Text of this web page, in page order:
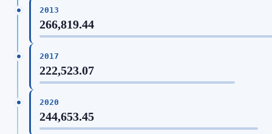
2013
266,819.44
2017
222,523.07
2020
244,653.45